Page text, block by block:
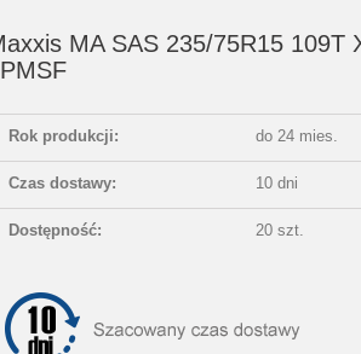
MA SAS 235/75R15 109T
Rok produkcji: do 24 mies.
Czas dostawy: 10 dni
Dostępność: 20 szt.